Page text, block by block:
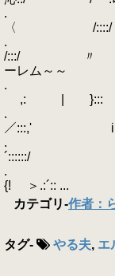
. ヾ
〈 /
.
/:::/ 〃 | !:::
ーレム～～
.
,: | }:::
. ﾄ
／:::,'
.
´::::::/
. ／´
{! ＞.:´:: ...
カテゴリ-作者：
タグ- やる夫, エ